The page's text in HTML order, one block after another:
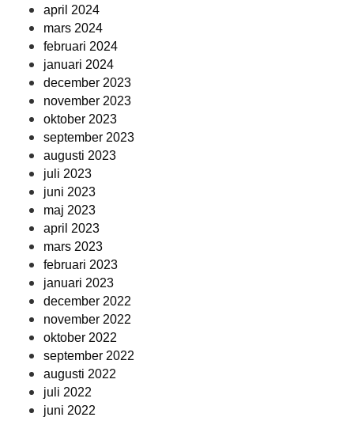
april 2024
mars 2024
februari 2024
januari 2024
december 2023
november 2023
oktober 2023
september 2023
augusti 2023
juli 2023
juni 2023
maj 2023
april 2023
mars 2023
februari 2023
januari 2023
december 2022
november 2022
oktober 2022
september 2022
augusti 2022
juli 2022
juni 2022